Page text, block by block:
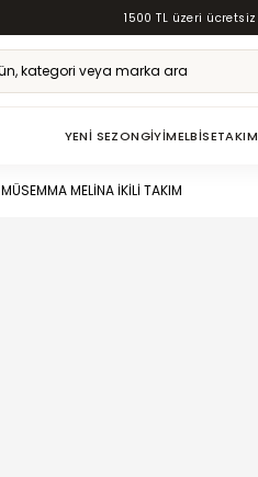
1500 TL üzeri
YENI SEZONGIYIMELBISE
MÜSEMMA MELİNA İKİLİ TAKIM